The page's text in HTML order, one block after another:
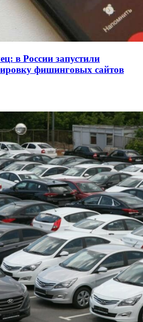
в России запустили
фишинговых сайтов